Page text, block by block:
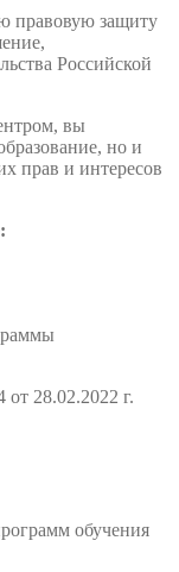
правовую защиту
Российской
вы
но и
прав и интересов
28.02.2022 г.
обучения